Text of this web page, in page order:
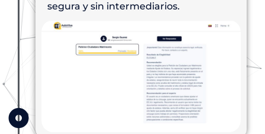
segura y sin intermediarios.